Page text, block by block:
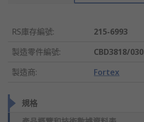
RS庫存編號:
215-6993
製造零件編號:
CBD3818/030
製造商: Fortex
規格